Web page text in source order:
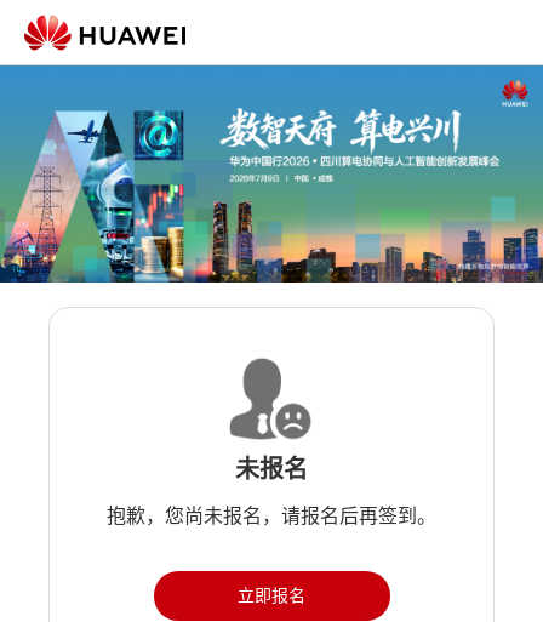
未报名
抱歉，您尚未报名，请报名后再签到。
立即报名